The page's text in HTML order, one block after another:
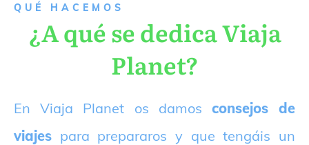
QUÉ HACEMOS
¿A qué se dedica Viaja
Planet?
En Viaja Planet os damos consejos de
viajes para prepararos y que tengáis un